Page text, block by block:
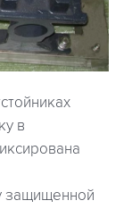
в
защищенной